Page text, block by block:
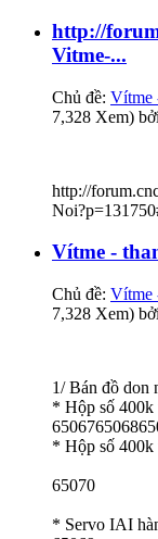
http://
Vitme-...
Chủ đề: Vítme
7,328 Xem) bởi
http://
Vítme -
Chủ đề: Vítme
7,328 Xem) bởi
1/ Bán đồ don
* Hộp số 400k
* Hộp số 400k
65070
* Servo IAI